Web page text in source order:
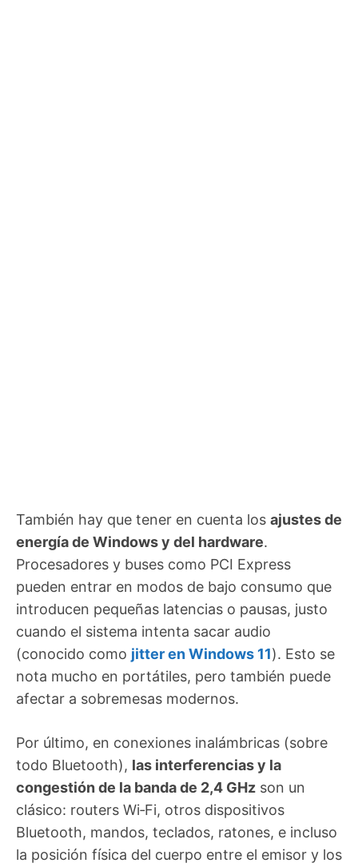
También hay que tener en cuenta los ajustes de
energía de Windows y del hardware.
Procesadores y buses como PCI Express
pueden entrar en modos de bajo consumo que
introducen pequeñas latencias o pausas, justo
cuando el sistema intenta sacar audio
(conocido como jitter en Windows 11). Esto se
nota mucho en portátiles, pero también puede
afectar a sobremesas modernos.
Por último, en conexiones inalámbricas (sobre
todo Bluetooth), las interferencias y la
congestión de la banda de 2,4 GHz son un
clásico: routers Wi‑Fi, otros dispositivos
Bluetooth, mandos, teclados, ratones, e incluso
la posición física del cuerpo entre el emisor y los